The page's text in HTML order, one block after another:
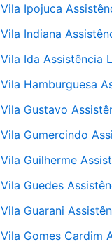
Vila Ipojuca
Vila Indiana
Vila Ida Assistência
Vila Hamburguesa
Vila Gustavo
Vila Gumercindo
Vila Guilherme
Vila Guedes
Vila Guarani
Vila Gomes Cardim